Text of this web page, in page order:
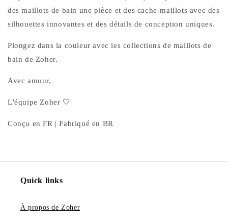
des maillots de bain une pièce et des cache-maillots avec des
silhouettes innovantes et des détails de conception uniques.
Plongez dans la couleur avec les collections de maillots de
bain de Zoher.
Avec amour,
L'équipe Zoher 🤍
Conçu en FR | Fabriqué en BR
Quick links
À propos de Zoher